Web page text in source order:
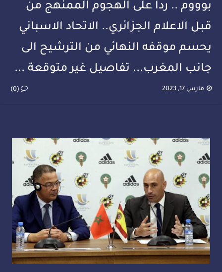
بوووم .. ردا على الهجوم الممنهج من
قبل الاعلام الجزائري.. الاتحاد الاسباني
يحسم موقفه النهائي من الترشيح الى
جانب المغرب... تفاصيل غير متوقعة ...
مارس 17, 2023 (0)